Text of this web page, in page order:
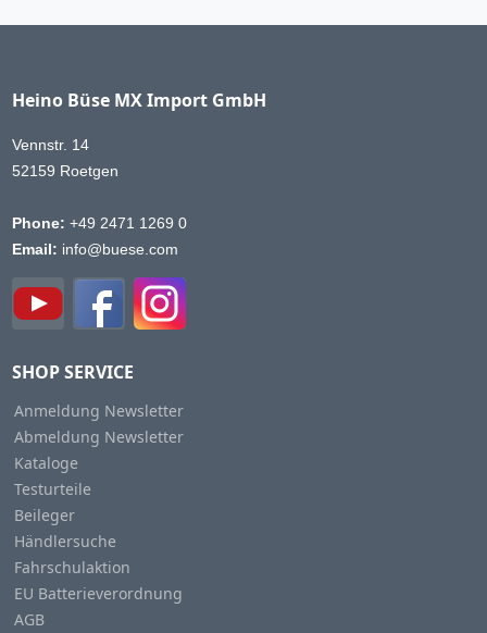
Heino Büse MX Import GmbH
Vennstr. 14
52159 Roetgen
Phone: +49 2471 1269 0
Email: info@buese.com
SHOP SERVICE
Anmeldung Newsletter
Abmeldung Newsletter
Kataloge
Testurteile
Beileger
Händlersuche
Fahrschulaktion
EU Batterieverordnung
AGB